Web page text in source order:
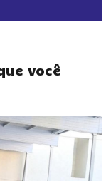
você